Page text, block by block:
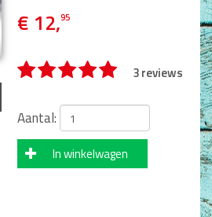
€ 12,95
3 reviews
Aantal:
In winkelwagen